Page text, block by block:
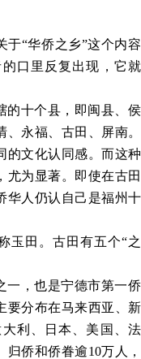
于“华侨之乡”这个内容
口里反复出现，它就
的十个县，即闽县、侯
永福、古田、屏南。
的文化认同感。而这种
尤为显著。即使在古田
华人仍认自己是福州十
玉田。古田有五个“之
一，也是宁德市第一侨
要分布在马来西亚、新
利、日本、美国、法
侨和侨眷逾10万人，